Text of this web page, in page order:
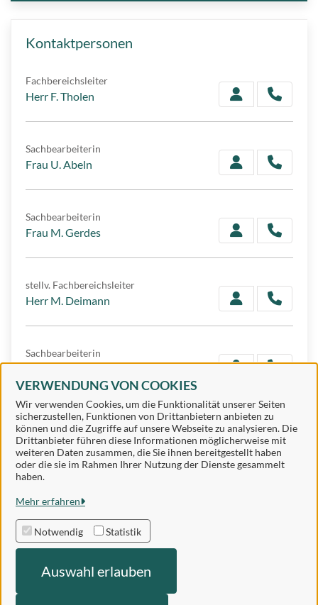
VERWENDUNG VON COOKIES
Wir verwenden Cookies, um die Funktionalität unserer Seiten
sicherzustellen, Funktionen von Drittanbietern anbieten zu
können und die Zugriffe auf unsere Webseite zu analysieren. Die
Drittanbieter führen diese Informationen möglicherweise mit
weiteren Daten zusammen, die Sie ihnen bereitgestellt haben
oder die sie im Rahmen Ihrer Nutzung der Dienste gesammelt
haben.
Mehr erfahren
Notwendig Statistik
Auswahl erlauben
Kontaktpersonen
Fachbereichsleiter
Herr F. Tholen
Sachbearbeiterin
Frau U. Abeln
Sachbearbeiterin
Frau M. Gerdes
stellv. Fachbereichsleiter
Herr M. Deimann
Sachbearbeiterin
Frau S. Bayer
Sachbearbeiterin
Frau S. Franke
Samtgemeinde Sögel